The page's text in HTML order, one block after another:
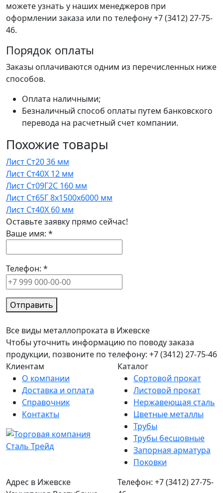
можете узнать у наших менеджеров при
оформлении заказа или по телефону +7 (3412) 27-75-
46.
Порядок оплаты
Заказы оплачиваются одним из перечисленных ниже
способов.
Оплата наличными;
Безналичный способ оплаты путем банковского
перевода на расчетный счет компании.
Похожие товары
Лист Ст20 36 мм
Лист Ст40Х 12 мм
Лист Ст09Г2С 160 мм
Лист Ст65Г 8x1500x6000 мм
Лист Ст40Х 60 мм
Оставьте заявку прямо сейчас!
Ваше имя: *
Телефон: *
Отправить
Все виды металлопроката в Ижевске
Чтобы уточнить информацию по поводу заказа
продукции, позвоните по телефону: +7 (3412) 27-75-46
Клиентам
О компании
Доставка и оплата
Справочник
Контакты
Каталог
Сортовой прокат
Листовой прокат
Нержавеющая сталь
Цветные металлы
Трубы
Трубы бесшовные
Запорная арматура
Поковки
Адрес в Ижевске
Телефон: +7 (3412) 27-75-